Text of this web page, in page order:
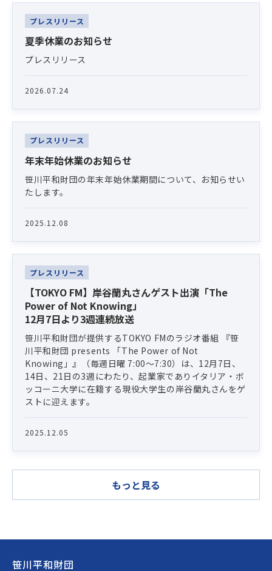
Latest News
プレスリリース
夏季休業のお知らせ
プレスリリース
2026.07.24
プレスリリース
年末年始休業のお知らせ
笹川平和財団の年末年始休業期間について、お知らせい
たします。
2025.12.08
プレスリリース
【TOKYO FM】岸谷蘭丸さんゲスト出演「The
Power of Not Knowing」
12月7日より3週連続放送
笹川平和財団が提供するTOKYO FMのラジオ番組 『笹
川平和財団 presents 「The Power of Not
Knowing」』（毎週日曜 7:00〜7:30）は、12月7日、
14日、21日の3週にわたり、起業家でありイタリア・ボ
ッコーニ大学に在籍する現役大学生の岸谷蘭丸さんをゲ
ストに迎えます。
2025.12.05
もっと見る
笹川平和財団